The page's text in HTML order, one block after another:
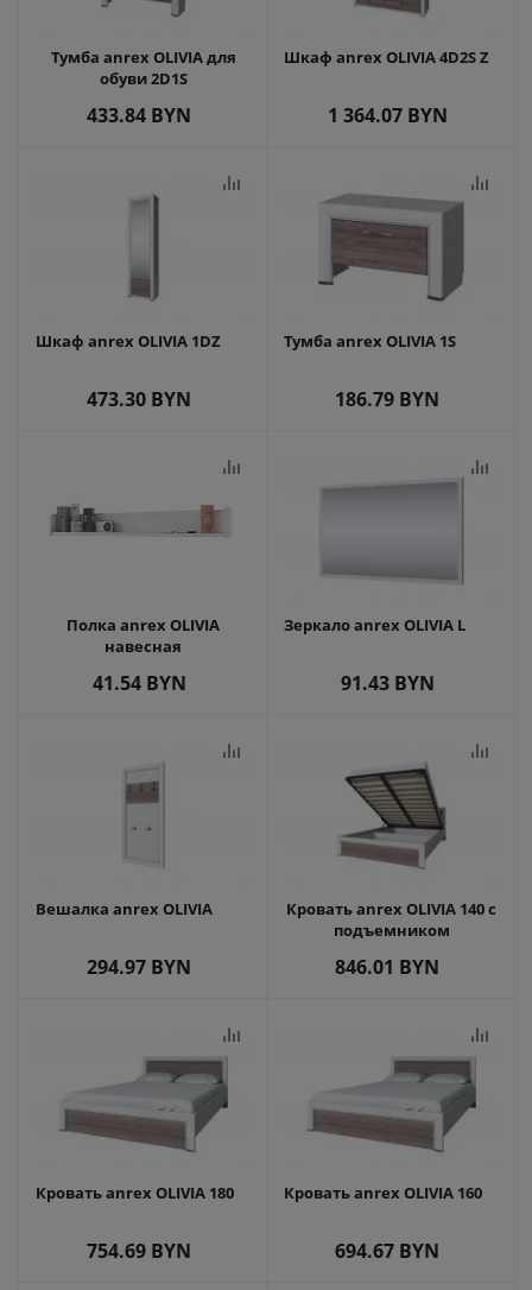
Тумба anrex OLIVIA для
обуви 2D1S
433.84 BYN
Шкаф anrex OLIVIA 4D2S Z
1 364.07BYN
Шкаф anrex OLIVIA 1DZ
473.30 BYN
Тумба anrex OLIVIA 1S
186.79 BYN
Полка anrex OLIVIA
навесная
41.54BYN
Зеркало anrex OLIVIA L
91.43BYN
Вешалка anrex OLIVIA
294.97 BYN
Кровать anrex OLIVIA 140 с
подъемником
846.01 BYN
Кровать anrex OLIVIA 180
754.69 BYN
Кровать anrex OLIVIA 160
694.67 BYN